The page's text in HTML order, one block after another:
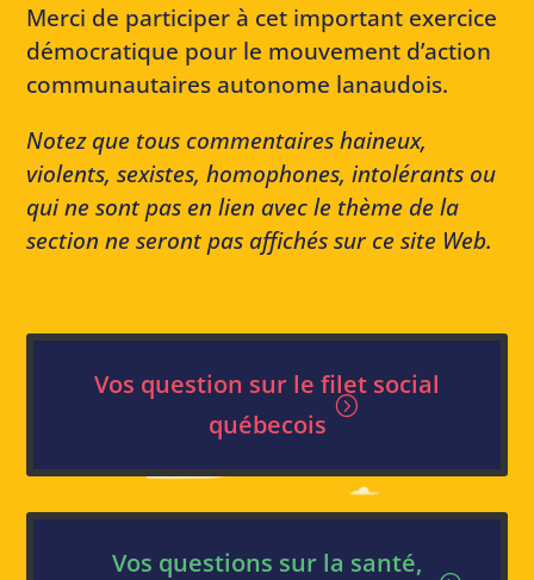
Merci de participer à cet important exercice
démocratique pour le mouvement d’action
communautaires autonome lanaudois.
Notez que tous commentaires haineux,
violents, sexistes, homophones, intolérants ou
qui ne sont pas en lien avec le thème de la
section ne seront pas affichés sur ce site Web.
Vos question sur le filet social
québecois
Vos questions sur la santé,